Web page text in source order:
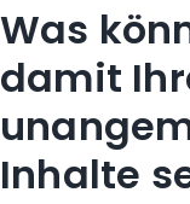
Was
damit
Inhalte